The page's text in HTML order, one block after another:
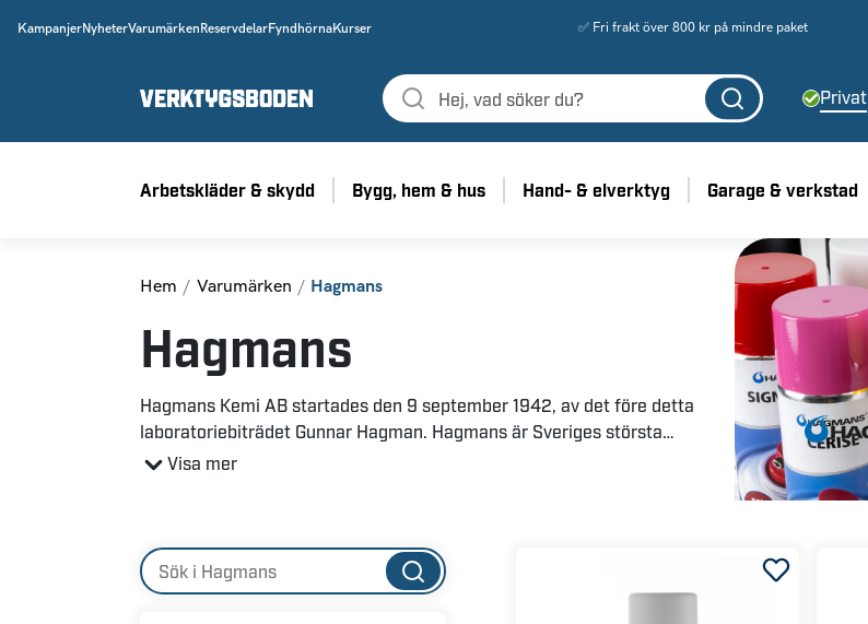
KampanjerNyheterVarumärken ReservdelarFyndhörnaKurser ✅ Fri frakt över 800 kr på mindre paket
Privat
Arbetskläder & skydd Bygg, hem & hus Hand- & elverktyg Garage & verkstad
Hem Varumärken Hagmans
Hagmans
Hagmans Kemi AB startades den 9 september 1942, av det före detta
laboratoriebiträdet Gunnar Hagman. Hagmans är Sveriges största
producent av spackelprodukter och landets största grossist på
Visa mer